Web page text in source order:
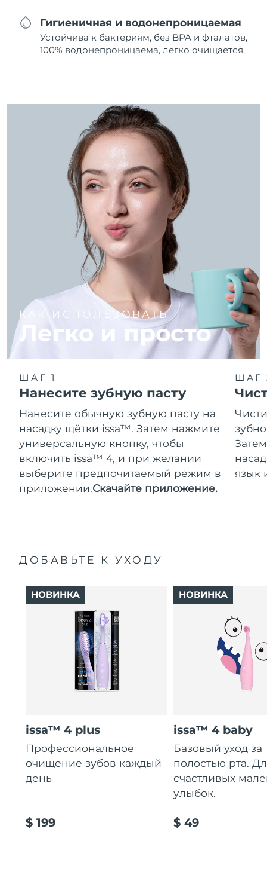
Гигиеничная и водонепроницаемая
Устойчива к бактериям, без BPA и фталатов,
100% водонепроницаема, легко очищается.
КАК ИСПОЛЬЗОВАТЬ
Легко и просто
ШАГ 1
Нанесите зубную пасту
Нанесите обычную зубную пасту на
насадку щётки issa™. Затем нажмите
универсальную кнопку, чтобы
включить issa™ 4, и при желании
выберите предпочитаемый режим в
приложении.Скачайте приложение.
ШАГ
язык
ДОБАВЬТЕ К УХОДУ
issa™ 4 plus
Профессиональное
очищение зубов каждый
день
$ 199
НОВИНКА
issa™ 4 baby
Базовый уход за
полостью рта.
счастливых
улыбок.
$ 49
НОВИНКА